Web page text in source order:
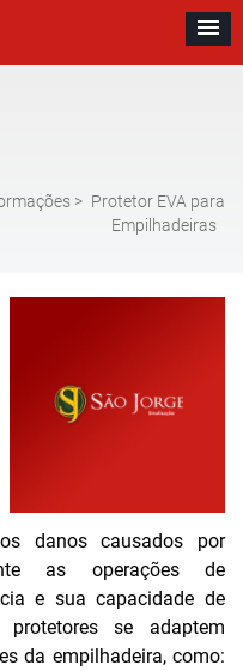
> Protetor EVA para
Empilhadeiras
danos causados por
as operações de
e sua capacidade de
se adaptem
da empilhadeira, como: